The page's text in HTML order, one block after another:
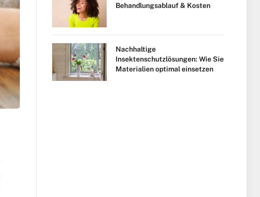
Behandlungsablauf & Kosten
Nachhaltige
Insektenschutzlösungen: Wie Sie
Materialien optimal einsetzen